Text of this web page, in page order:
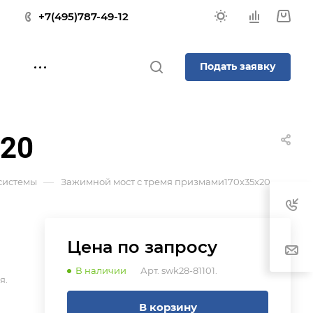
+7(495)787-49-12
Подать заявку
— Зажимной мост с тремя призмами170x35x20
Цена по запросу
В наличии Арт. swk28-81101.
В корзину